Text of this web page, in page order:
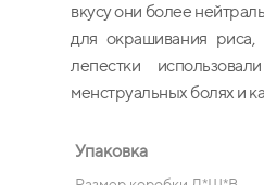
вкусу они более
для окрашивания
лепестки
менструальных болях и
Упаковка